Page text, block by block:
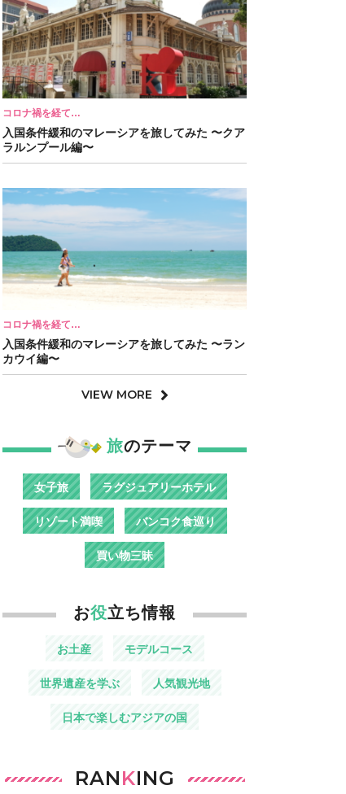
コロナ禍を経て…
入国条件緩和のマレーシアを旅してみた 〜クア
ラルンプール編〜
コロナ禍を経て…
入国条件緩和のマレーシアを旅してみた 〜ラン
カウイ編〜
VIEW MORE
旅のテーマ
女子旅 ラグジュアリーホテル
リゾート満喫 バンコク食巡り
買い物三昧
お役立ち情報
お土産 モデルコース
世界遺産を学ぶ 人気観光地
日本で楽しむアジアの国
RANKING